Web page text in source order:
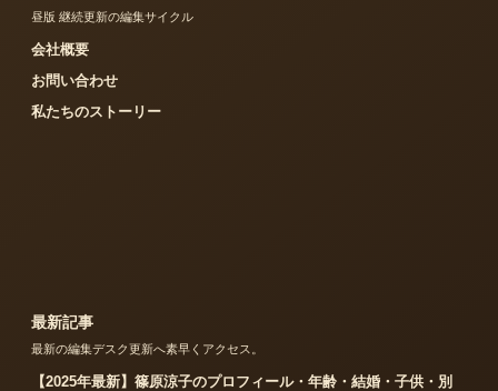
昼版 継続更新の編集サイクル
会社概要
お問い合わせ
私たちのストーリー
最新記事
最新の編集デスク更新へ素早くアクセス。
【2025年最新】篠原涼子のプロフィール・年齢・結婚・子供・別